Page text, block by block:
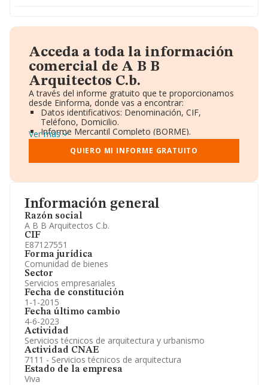
Información general
Razón social
A B B Arquitectos C.b.
CIF
E87127551
Forma jurídica
Comunidad de bienes
Sector
Servicios empresariales
Fecha de constitución
1-1-2015
Fecha último cambio
4-6-2023
Actividad
Servicios técnicos de arquitectura y urbanismo
Actividad CNAE
7111 - Servicios técnicos de arquitectura
Estado de la empresa
Viva
Acceda a toda la información
comercial de A B B
Arquitectos C.b.
A través del informe gratuito que te proporcionamos
desde Einforma, donde vas a encontrar:
Datos identificativos: Denominación, CIF,
Teléfono, Domicilio.
Informe Mercantil Completo (BORME).
Gráficos de Evolución Ventas y Empleados.
Consejo de Administración y Administradores.
Directivos y Ejecutivos.
Información oficial y registral complementaria.
Ver más
QUIERO MI INFORME GRATUITO